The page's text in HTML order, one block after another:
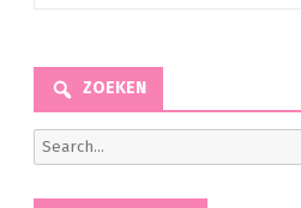
ZOEKEN
Search
for: